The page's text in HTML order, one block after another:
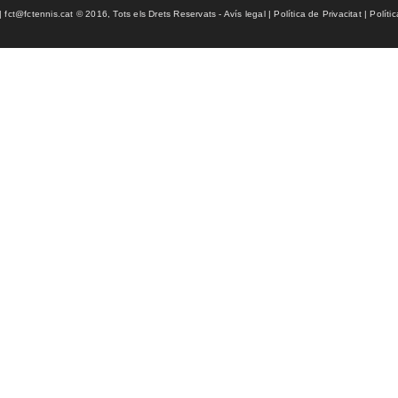
© 2016, Tots els Drets Reservats - Avís legal | Política de Privacitat |